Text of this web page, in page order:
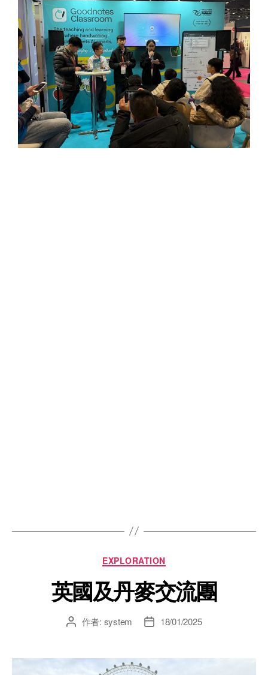
EXPLORATION
英國及丹麥交流團
作者: system 18/01/2025